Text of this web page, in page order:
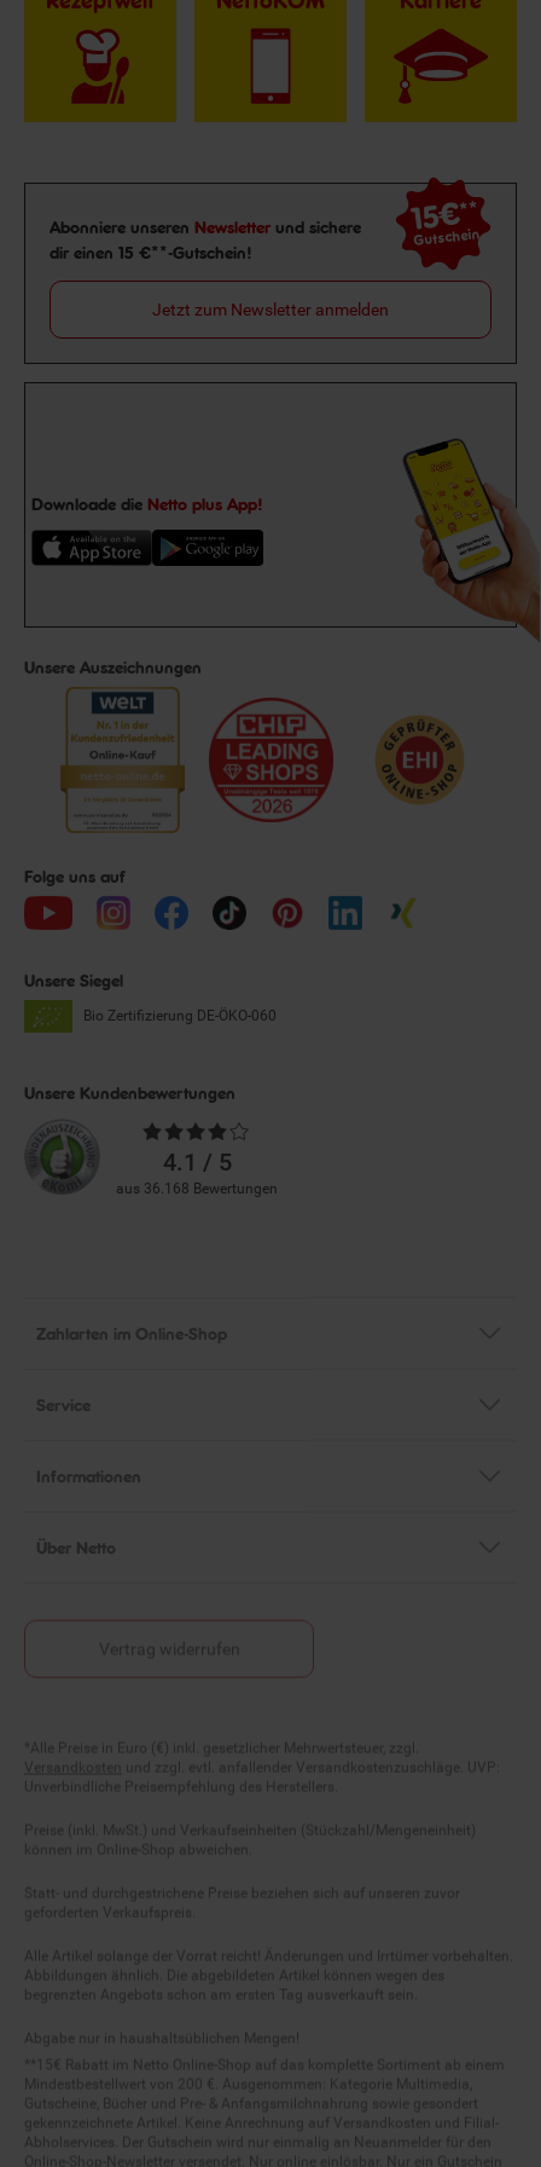
Newsletter Anmeldung
Abonniere unseren Newsletter und sichere
dir einen 15 €**-Gutschein!
15€**
Gutschein
Jetzt zum Newsletter anmelden
Downloade die Netto plus App!
Unsere Auszeichnungen
Folge uns auf
Unsere Siegel
Bio Zertifizierung DE-ÖKO-060
Unsere Kundenbewertungen
Durchschnittliche
Bewertungen4.1 / 5
aus 36.168 Bewertungen
Über Netto
Fußnoten
Versandkosten und zzgl. evtl. anfallender Versandkostenzuschläge. UVP:
Unverbindliche Preisempfehlung des Herstellers.
können im Online-Shop abweichen.
geforderten Verkaufspreis.
Abbildungen ähnlich. Die abgebildeten Artikel können wegen des
begrenzten Angebots schon am ersten Tag ausverkauft sein.
Mindestbestellwert von 200 €. Ausgenommen: Kategorie Multimedia,
Gutscheine, Bücher und Pre- & Anfangsmilchnahrung sowie gesondert
gekennzeichnete Artikel. Keine Anrechnung auf Versandkosten und Filial-
Abholservices. Der Gutschein wird nur einmalig an Neuanmelder für den
Online-Shop-Newsletter versendet. Nur online einlösbar. Nur ein Gutschein